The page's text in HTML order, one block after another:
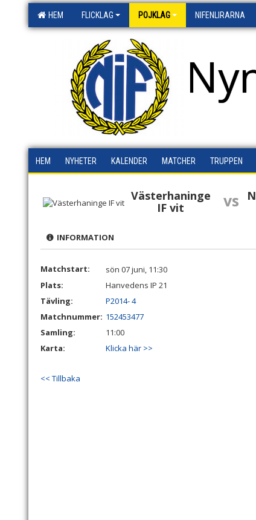
HEM FLICKLAG POJKLAG NIFENLIRARNA
HEM NYHETER KALENDER MATCHER TRUPPEN
Västerhaninge
IF vit
vs
INFORMATION
Matchstart:
sön 07 juni, 11:30
Plats:
Hanvedens IP 21
Tävling:
P2014- 4
Matchnummer: 152453477
Samling:
11:00
Karta:
Klicka här >>
<< Tillbaka